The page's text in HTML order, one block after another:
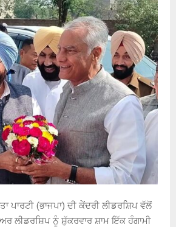
ਪਾਰਟੀ (ਭਾਜਪਾ) ਦੀ ਕੇਂਦਰੀ ਲੀਡਰਸ਼ਿਪ ਵੱਲੋਂ
ਲੀਡਰਸ਼ਿਪ ਨੂੰ ਸ਼ੁੱਕਰਵਾਰ ਸ਼ਾਮ ਇੱਕ ਹੰਗਾਮੀ